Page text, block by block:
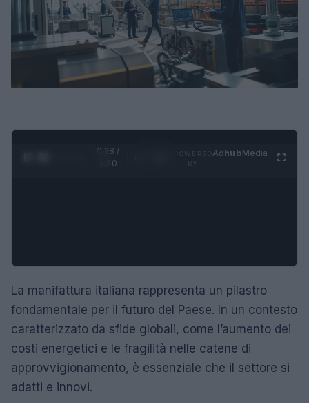
0:29 /
1:20
AdhubMedia
La manifattura italiana rappresenta un pilastro
fondamentale per il futuro del Paese. In un contesto
caratterizzato da sfide globali, come l’aumento dei
costi energetici e le fragilità nelle catene di
approvvigionamento, è essenziale che il settore si
adatti e innovi.